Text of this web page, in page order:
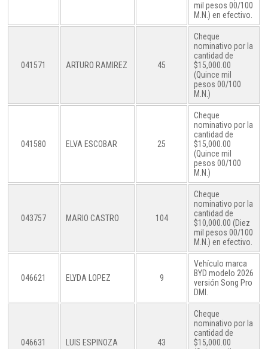
mil pesos 00/100
M.N.) en efectivo.
041571 ARTURO RAMIREZ 45
Cheque
nominativo por la
cantidad de
$15,000.00
(Quince mil
pesos 00/100
M.N.)
041580 ELVA ESCOBAR 25
Cheque
nominativo por la
cantidad de
$15,000.00
(Quince mil
pesos 00/100
M.N.)
043757 MARIO CASTRO 104
Cheque
nominativo por la
cantidad de
$10,000.00 (Diez
mil pesos 00/100
M.N.) en efectivo.
046621 ELYDA LOPEZ 9
Vehículo marca
BYD modelo 2026
versión Song Pro
DMI.
046631 LUIS ESPINOZA 43
Cheque
nominativo por la
cantidad de
$15,000.00